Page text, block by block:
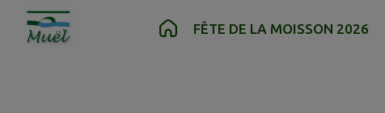
Contenu Recherche Pied de page
FÊTE DE LA MOISSON 2026